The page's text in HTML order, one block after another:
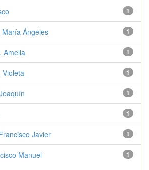
1
1
María Ángeles
1
Amelia
1
Violeta
1
1
1
Javier
1
Manuel